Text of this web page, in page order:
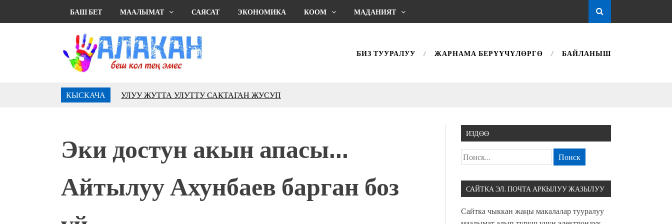
БАШ БЕТ МААЛЫМАТ САЯСАТ ЭКОНОМИКА КООМ МАДАНИЯТ
БИЗ ТУУРАЛУУ ЖАРНАМА БЕРҮҮЧҮЛӨРГӨ БАЙЛАНЫШ
КЫСКАЧА
УЛУУ ЖУТТА УЛУТТУ САКТАГАН ЖУСУП
президенти болуп шайланышым сыймык жана чоң
жоопкерчилик!"
Садыр ЖАПАРОВ: “Айтматовдой адабият алпы чыгыш
үчүн, улуу көч уланышы үчүн журнал сөзсүз керек!”
“Китепкана түнγ-2026”: Психолог Мээрим Мураталиева
Эки достун акын апасы…
Айтылуу Ахунбаев барган боз
ИЗДӨӨ
САЙТКА ЭЛ. ПОЧТА АРКЫЛУУ ЖАЗЫЛУУ
Сайтка чыккан жаңы макалалар тууралуу